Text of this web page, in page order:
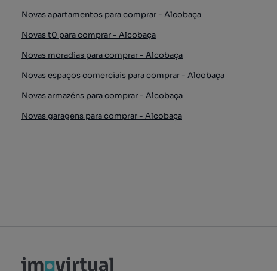
Novas apartamentos para comprar - Alcobaça
Novas t0 para comprar - Alcobaça
Novas moradias para comprar - Alcobaça
Novas espaços comerciais para comprar - Alcobaça
Novas armazéns para comprar - Alcobaça
Novas garagens para comprar - Alcobaça